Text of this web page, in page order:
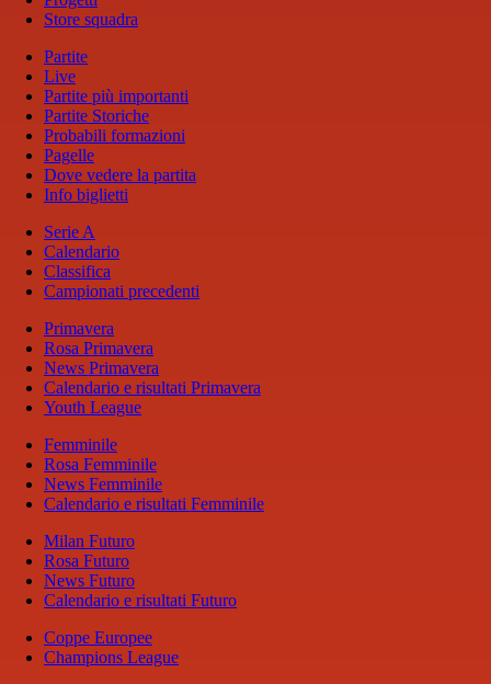
Store squadra
Partite
Live
Partite più importanti
Partite Storiche
Probabili formazioni
Pagelle
Dove vedere la partita
Info biglietti
Serie A
Calendario
Classifica
Campionati precedenti
Primavera
Rosa Primavera
News Primavera
Calendario e risultati Primavera
Youth League
Femminile
Rosa Femminile
News Femminile
Calendario e risultati Femminile
Milan Futuro
Rosa Futuro
News Futuro
Calendario e risultati Futuro
Coppe Europee
Champions League